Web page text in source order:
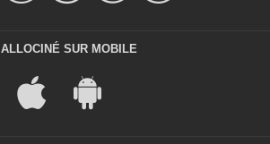
ALLOCINÉ SUR MOBILE